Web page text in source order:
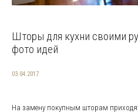
Шторы для кухни своими
фото идей
03.04.2017
На замену покупным шторам